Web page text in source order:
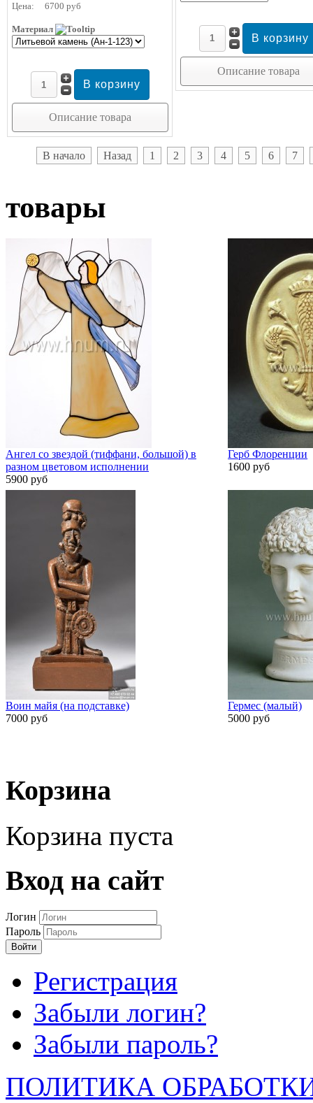
Цена: 6700 руб
Материал
Описание товара
Описание товара
В начало Назад 1 2 3 4 5 6 7
товары
Ангел со звездой (тиффани, большой) в
разном цветовом исполнении
5900 руб
Герб Флоренции
1600 руб
Воин майя (на подставке)
7000 руб
Гермес (малый)
5000 руб
Корзина
Корзина пуста
Вход на сайт
Логин
Пароль
Войти
Регистрация
Забыли логин?
Забыли пароль?
ПОЛИТИКА